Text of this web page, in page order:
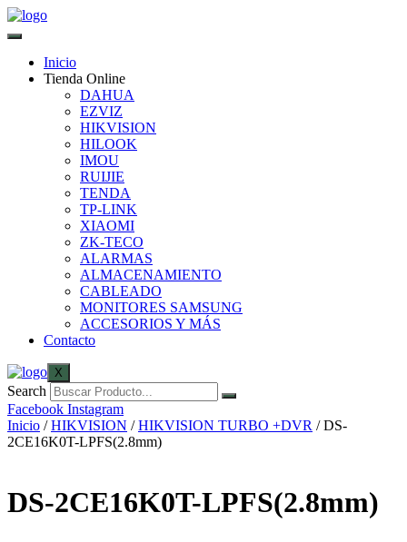
Inicio
Tienda Online
DAHUA
EZVIZ
HIKVISION
HILOOK
IMOU
RUIJIE
TENDA
TP-LINK
XIAOMI
ZK-TECO
ALARMAS
ALMACENAMIENTO
CABLEADO
MONITORES SAMSUNG
ACCESORIOS Y MÁS
Contacto
X
Search
Facebook Instagram
Inicio /HIKVISION /HIKVISION TURBO +DVR / DS-
2CE16K0T-LPFS(2.8mm)
DS-2CE16K0T-LPFS(2.8mm)